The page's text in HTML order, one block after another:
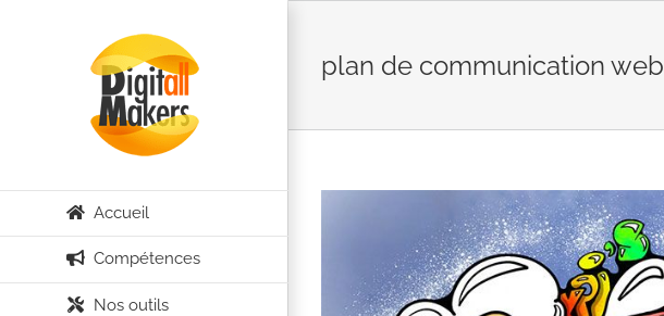
Accueil
Compétences
Nos outils
plan de communication web